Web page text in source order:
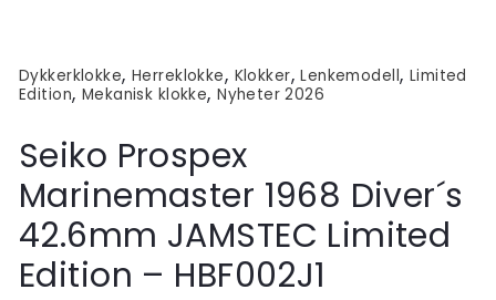
Dykkerklokke, Herreklokke, Klokker,Lenkemodell, Limited
Edition, Mekanisk klokke,Nyheter 2026
Seiko Prospex
Marinemaster 1968 Diver´s
42.6mm JAMSTEC Limited
Edition – HBF002J1